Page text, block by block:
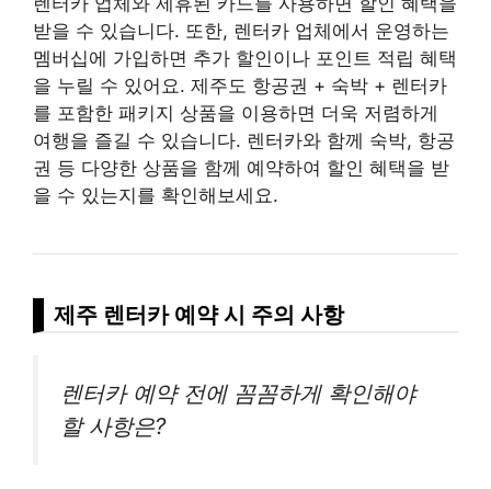
받을 수 있습니다. 또한, 렌터카 업체에서 운영하는
멤버십에 가입하면 추가 할인이나 포인트 적립 혜택
을 누릴 수 있어요. 제주도 항공권 + 숙박 + 렌터카
를 포함한 패키지 상품을 이용하면 더욱 저렴하게
여행을 즐길 수 있습니다. 렌터카와 함께 숙박, 항공
권 등 다양한 상품을 함께 예약하여 할인 혜택을 받
을 수 있는지를 확인해보세요.
제주 렌터카 예약 시 주의 사항
렌터카 예약 전에 꼼꼼하게 확인해야
할 사항은?